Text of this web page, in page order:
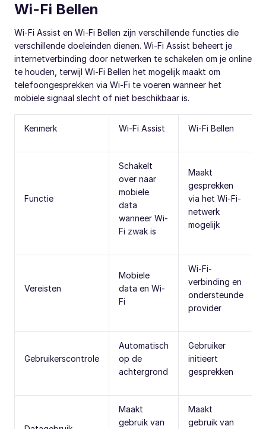
Wi-Fi Bellen
Wi-Fi Assist en Wi-Fi Bellen zijn verschillende functies die
verschillende doeleinden dienen. Wi-Fi Assist beheert je
internetverbinding door netwerken te schakelen om je online
te houden, terwijl Wi-Fi Bellen het mogelijk maakt om
telefoongesprekken via Wi-Fi te voeren wanneer het
mobiele signaal slecht of niet beschikbaar is.
Kenmerk Wi-Fi Assist Wi-Fi Bellen
Functie
Schakelt
over naar
mobiele
data
wanneer Wi-
Fi zwak is
Maakt
gesprekken
via het Wi-Fi-
netwerk
mogelijk
Vereisten
Mobiele
data en Wi-
Fi
Wi-Fi-
verbinding en
ondersteunde
provider
Gebruikerscontrole
Automatisch
op de
achtergrond
Gebruiker
initieert
gesprekken
Maakt
gebruik van
Maakt
gebruik van